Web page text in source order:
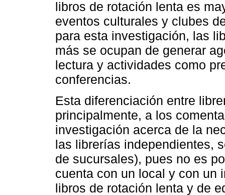
libros de rotación lenta es
eventos culturales y clubes
para esta investigación, las
más se ocupan de generar
lectura y actividades como
conferencias.
Esta diferenciación entre
principalmente, a los
investigación acerca de la
las librerías independientes,
de sucursales), pues no es
cuenta con un local y con un
libros de rotación lenta y de